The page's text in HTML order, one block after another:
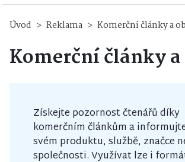
Úvod Reklama Komerční články a
Komerční články
Získejte pozornost čtenářů díky
komerčním článkům a
svém produktu, službě, značce
společnosti. Využívat lze i